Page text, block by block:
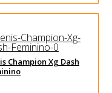
Champion Xg Dash